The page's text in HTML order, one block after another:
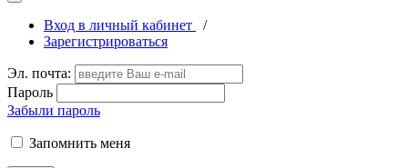
Вход в личный кабинет
/
Зарегистрироваться
Эл. почта:
Пароль
Забыли пароль
Запомнить меня